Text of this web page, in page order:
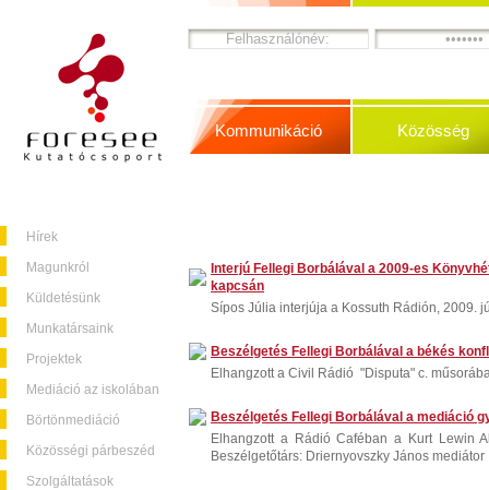
Hírek
Magunkról
Küldetésünk
Munkatársaink
Projektek
Mediáció az iskolában
Börtönmediáció
Közösségi párbeszéd
Szolgáltatások
Kommunikáció Közösség
Interjú Fellegi Borbálával a 2009-es
kapcsán
Sípos Júlia interjúja a Kossuth Rádión, 2009.
Beszélgetés Fellegi Borbálával a békés
Elhangzott a Civil Rádió "Disputa" c.
Beszélgetés Fellegi Borbálával a mediáció
Elhangzott a Rádió Caféban a Kurt Lewin
Beszélgetőtárs: Driernyovszky János mediátor